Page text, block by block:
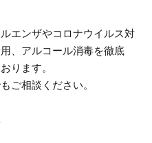
エンザやコロナウイルス対
、アルコール消毒を徹底
ります。
ご相談ください。